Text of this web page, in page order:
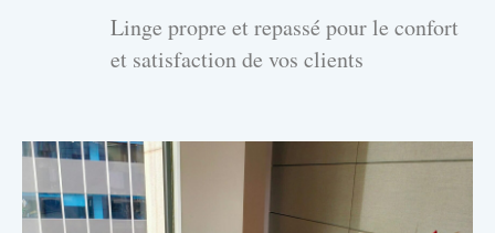
Linge propre et repassé pour le confort
et satisfaction de vos clients